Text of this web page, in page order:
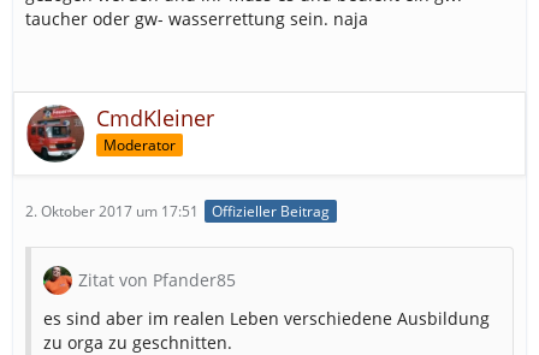
taucher oder gw- wasserrettung sein. naja
CmdKleiner
Moderator
2. Oktober 2017 um 17:51 Offizieller Beitrag
Zitat von Pfander85
es sind aber im realen Leben verschiedene Ausbildung
zu orga zu geschnitten.